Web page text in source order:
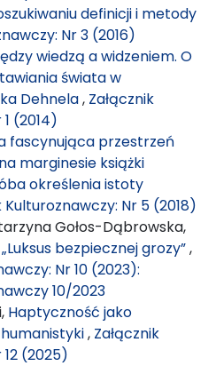
definicji i metody
Nr 3 (2016)
wiedzą a widzeniem. O
świata w
Dehnela, Załącznik
(2014)
fascynująca przestrzeń
marginesie książki
określenia istoty
Kulturoznawczy: Nr 5 (2018)
Gołos-Dąbrowska,
„Luksus bezpiecznej grozy”,
Nr 10 (2023):
10/2023
Haptyczność jako
, Załącznik
(2025)